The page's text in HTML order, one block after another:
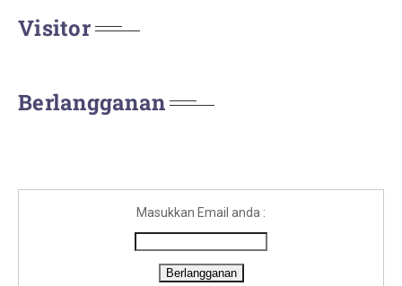
Visitor
Berlangganan
Masukkan Email anda :